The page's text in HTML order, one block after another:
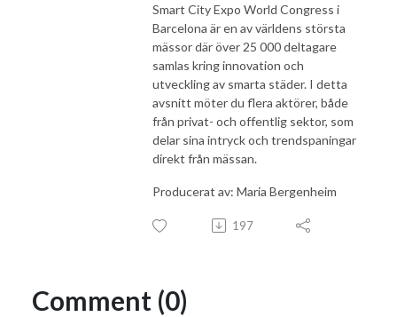
Smart City Expo World Congress i
Barcelona är en av världens största
mässor där över 25 000 deltagare
samlas kring innovation och
utveckling av smarta städer. I detta
avsnitt möter du flera aktörer, både
från privat- och offentlig sektor, som
delar sina intryck och trendspaningar
direkt från mässan.
Producerat av: Maria Bergenheim
197
Comment (0)